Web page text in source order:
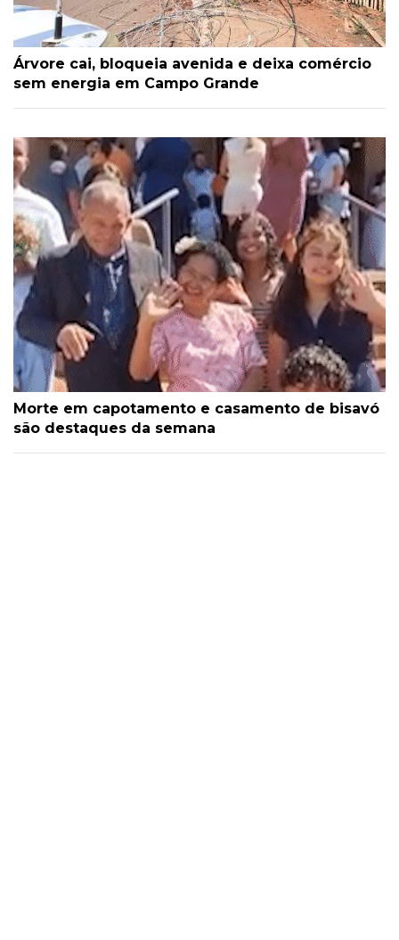
Árvore cai, bloqueia avenida e deixa comércio
sem energia em Campo Grande
Morte em capotamento e casamento de bisavó
são destaques da semana